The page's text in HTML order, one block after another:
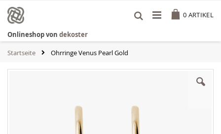
Inhalt
springen
0 ARTIKEL
Onlineshop von dekoster
Startseite Ohrringe Venus Pearl Gold